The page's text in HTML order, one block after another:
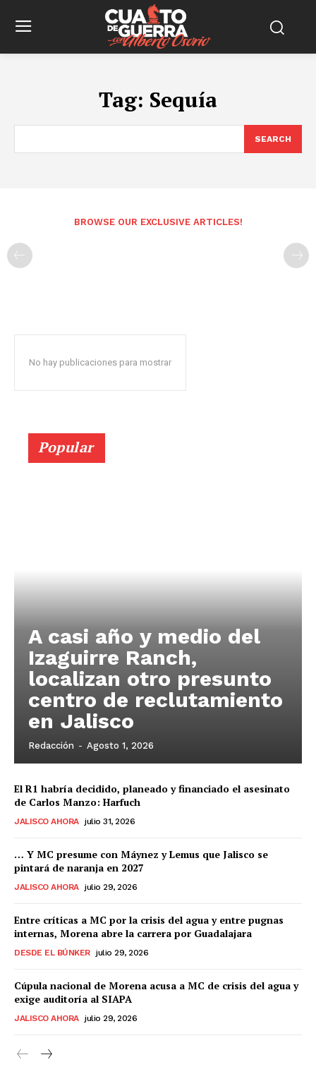
Tag: Sequía
SEARCH
BROWSE OUR EXCLUSIVE ARTICLES!
No hay publicaciones para mostrar
Popular
A casi año y medio del
Izaguirre Ranch,
localizan otro presunto
centro de reclutamiento
en Jalisco
Redacción - Agosto 1, 2026
El R1 habría decidido, planeado y financiado el asesinato
de Carlos Manzo: Harfuch
JALISCO AHORA julio 31, 2026
… Y MC presume con Máynez y Lemus que Jalisco se
pintará de naranja en 2027
JALISCO AHORA julio 29, 2026
Entre críticas a MC por la crisis del agua y entre pugnas
internas, Morena abre la carrera por Guadalajara
DESDE EL BÚNKER julio 29, 2026
Cúpula nacional de Morena acusa a MC de crisis del agua y
exige auditoría al SIAPA
JALISCO AHORA julio 29, 2026